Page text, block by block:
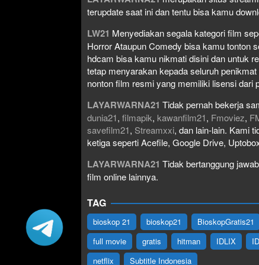
terupdate saat ini dan tentu bisa kamu
LW21 Menyediakan segala kategori film
Horror Ataupun Comedy bisa kamu tonton
hdcam bisa kamu nikmati disini dan untuk
tetap menyarakan kepada seluruh
nonton film resmi yang memiliki lisensi dari
LAYARWARNA21 Tidak pernah bekerja
dunia21, filmapik, kawanfilm21, Fmoviez,
savefilm21, Streamxxi, dan lain-lain. Kami
ketiga seperti Acefile, Google Drive,
LAYARWARNA21 Tidak bertanggung
film online lainnya.
TAG
bioskop 21 bioskop21 BioskopGratis21
full movie
gratis hitman IDLIX
netflix
Subtitle Indonesia